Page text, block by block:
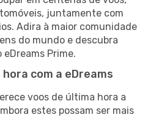
juntamente com
Adira à maior comunidade
do mundo e descubra
Prime.
com a eDreams
voos de última hora a
estes possam ser mais